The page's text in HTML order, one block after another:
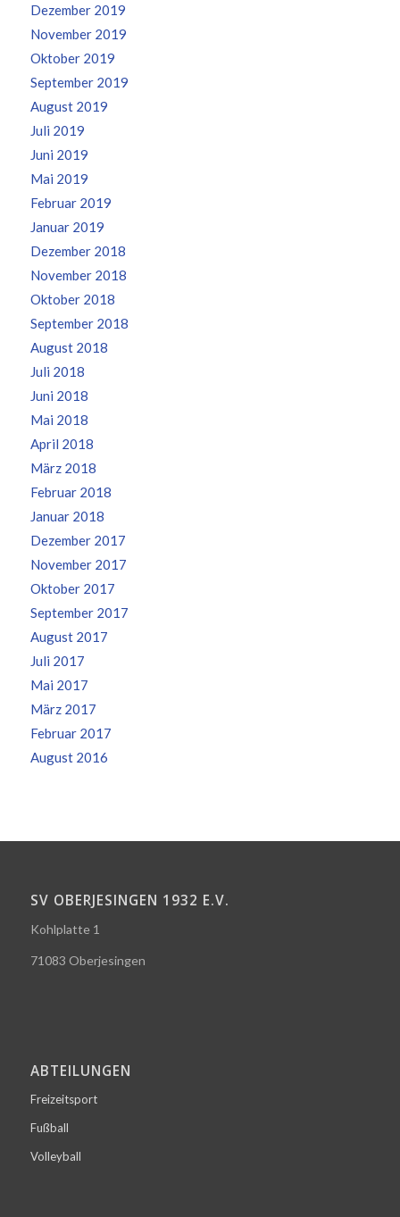
Dezember 2019
November 2019
Oktober 2019
September 2019
August 2019
Juli 2019
Juni 2019
Mai 2019
Februar 2019
Januar 2019
Dezember 2018
November 2018
Oktober 2018
September 2018
August 2018
Juli 2018
Juni 2018
Mai 2018
April 2018
März 2018
Februar 2018
Januar 2018
Dezember 2017
November 2017
Oktober 2017
September 2017
August 2017
Juli 2017
Mai 2017
März 2017
Februar 2017
August 2016
SV OBERJESINGEN 1932 E.V.
Kohlplatte 1
71083 Oberjesingen
ABTEILUNGEN
Freizeitsport
Fußball
Volleyball